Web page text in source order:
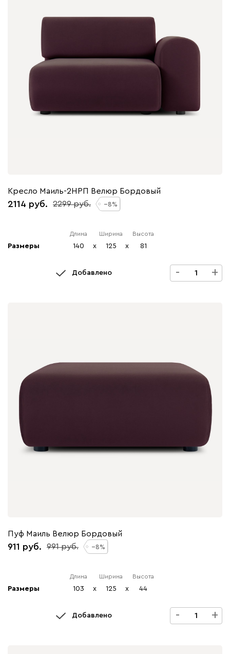
Кресло Маиль-2НРП Велюр Бордовый
2114 2299 8
Размеры
Длина
140 x
Ширина
125 x
Высота
81
Добавлено - +
Пуф Маиль Велюр Бордовый
911 991 8
Размеры
Длина
103 x
Ширина
125 x
Высота
44
Добавлено - +